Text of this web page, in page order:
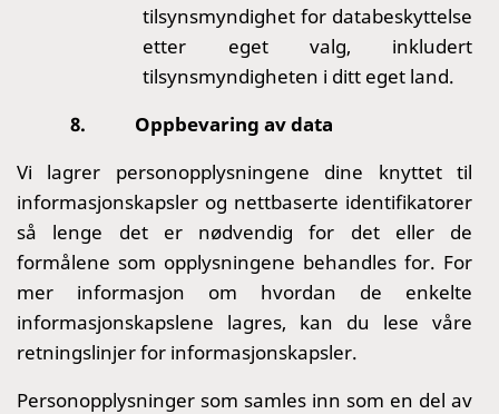
tilsynsmyndighet for databeskyttelse
etter eget valg, inkludert
tilsynsmyndigheten i ditt eget land.
8.
Oppbevaring av data
Vi lagrer personopplysningene dine knyttet til
informasjonskapsler og nettbaserte identifikatorer
så lenge det er nødvendig for det eller de
formålene som opplysningene behandles for. For
mer informasjon om hvordan de enkelte
informasjonskapslene lagres, kan du lese våre
retningslinjer for informasjonskapsler.
Personopplysninger som samles inn som en del av